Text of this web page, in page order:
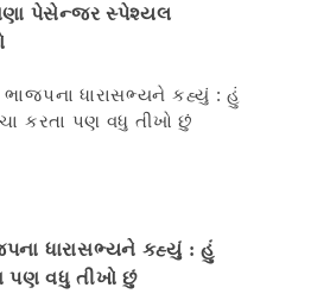
પેસેન્જર સ્પેશ્યલ
ધારાસભ્યને કહ્યું : હું
પણ વધુ તીખો છું